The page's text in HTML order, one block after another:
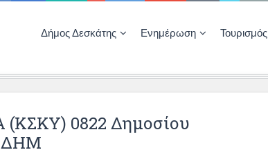
Δήμος Δεσκάτης Ενημέρωση Τουρισμός
0822 Δημοσίου